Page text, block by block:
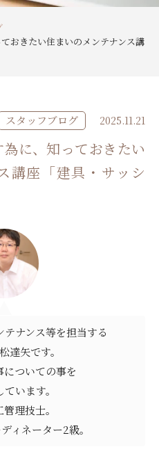
おきたい住まいのメンテナンス講
スタッフブログ 2025.11.21
に、知っておきたい
講座「建具・サッシ
ナンス等を担当する
達矢です。
ついての事を
います。
理技士。
ィネーター2級。